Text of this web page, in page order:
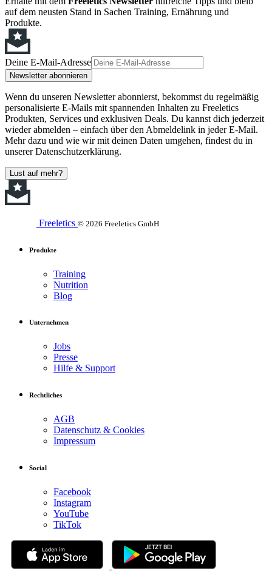
auf dem neusten Stand in Sachen Training, Ernährung und
Produkte.
Deine E-Mail-Adresse
Newsletter abonnieren
Wenn du unseren Newsletter abonnierst, bekommst du regelmäßig
personalisierte E-Mails mit spannenden Inhalten zu Freeletics
Produkten, Services und exklusiven Deals. Du kannst dich jederzeit
wieder abmelden – einfach über den Abmeldelink in jeder E-Mail.
Mehr dazu und wie wir mit deinen Daten umgehen, findest du in
unserer Datenschutzerklärung.
Lust auf mehr?
Freeletics © 2026 Freeletics GmbH
Produkte
Training
Nutrition
Blog
Unternehmen
Jobs
Presse
Hilfe & Support
Rechtliches
AGB
Datenschutz & Cookies
Impressum
Social
Facebook
Instagram
YouTube
TikTok